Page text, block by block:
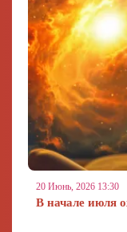
20 Июнь, 2026 13:30
В начале июля